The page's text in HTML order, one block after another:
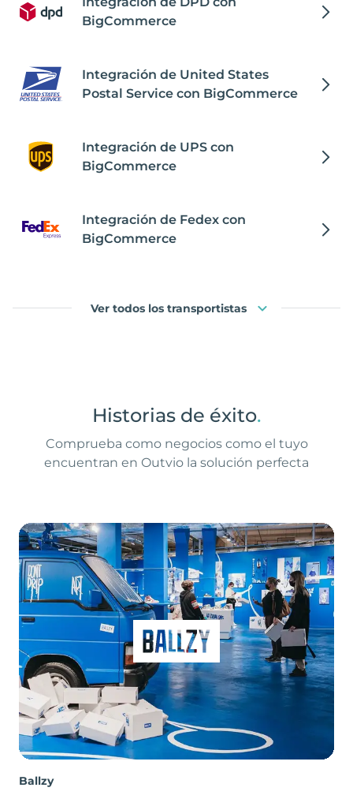
BigCommerce
Integración de United States
Postal Service con BigCommerce
Integración de UPS con
BigCommerce
Integración de Fedex con
BigCommerce
Ver todos los transportistas
Historias de éxito.
Comprueba como negocios como el tuyo
encuentran en Outvio la solución perfecta
Ballzy